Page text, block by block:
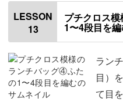
側面の5〜13段目を編む
側面の14段目を編む
側面の15段目を編む
長編みの途中で糸がな
LESSON
13
プチクロス
1〜4段目を
ラン
目）
て目